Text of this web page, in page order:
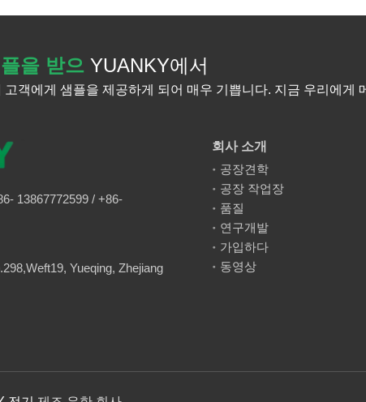
을 받으 YUANKY에서
객에게 샘플을 제공하게 되어 매우 기쁩니다. 지금 우리에게
13867772599 / +86-
Yueqing, Zhejiang
회사 소개
공장견학
공장 작업장
품질
연구개발
가입하다
동영상